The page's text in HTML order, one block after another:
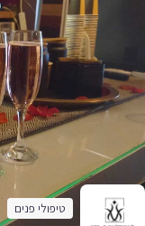
טיפולי פנים